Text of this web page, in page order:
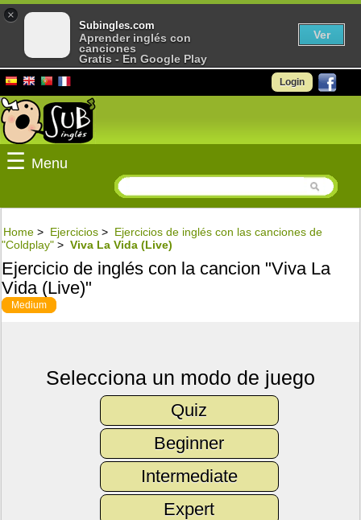
Login
☰ Menu
Home > Ejercicios > Ejercicios de inglés con las canciones de
"Coldplay" > Viva La Vida (Live)
Ejercicio de inglés con la cancion "Viva La
Vida (Live)"
Medium
Selecciona un modo de juego
Quiz
Beginner
Intermediate
Expert
×
Subingles.com
Aprender inglés con
canciones
Gratis - En Google Play
Ver